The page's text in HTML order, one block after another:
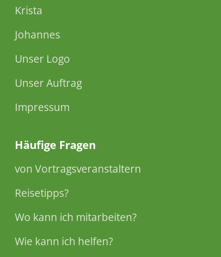
Krista
Johannes
Unser Logo
Unser Auftrag
Impressum
Häufige Fragen
von Vortragsveranstaltern
Reisetipps?
Wo kann ich mitarbeiten?
Wie kann ich helfen?